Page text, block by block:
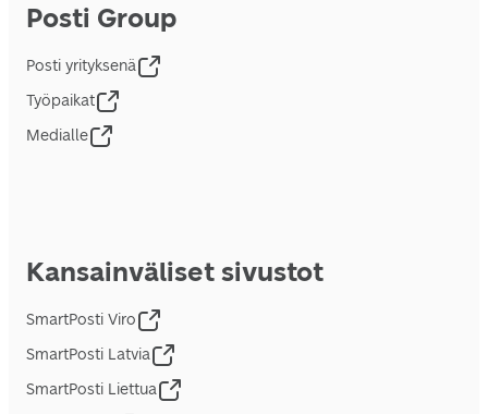
Posti Group
Posti yrityksenä
Työpaikat
Medialle
Kansainväliset sivustot
SmartPosti Viro
SmartPosti Latvia
SmartPosti Liettua